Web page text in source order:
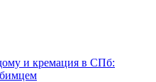
и кремация в СПб: